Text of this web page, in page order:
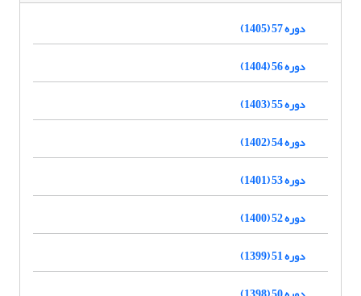
دوره 57 (1405)
دوره 56 (1404)
دوره 55 (1403)
دوره 54 (1402)
دوره 53 (1401)
دوره 52 (1400)
دوره 51 (1399)